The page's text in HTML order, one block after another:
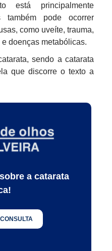
está principalmente
também pode ocorrer
como uveíte, trauma,
doenças metabólicas.
sendo a catarata
que discorre o texto a
a catarata